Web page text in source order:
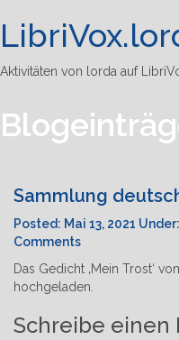
Aktivitäten von lorda auf
Sammlung
Posted: Mai 13, 2021 Under:
Comments
Das Gedicht ‚Mein Trost‘
hochgeladen.
Schreibe einen